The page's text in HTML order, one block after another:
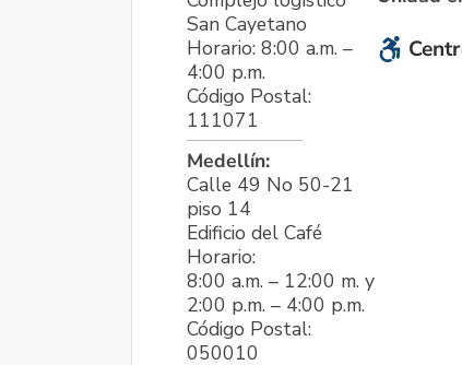
San Cayetano
Horario: 8:00 a.m. –
4:00 p.m.
Código Postal:
111071
Medellín:
Calle 49 No 50-21
piso 14
Edificio del Café
Horario:
8:00 a.m. – 12:00 m. y
2:00 p.m. – 4:00 p.m.
Código Postal:
050010